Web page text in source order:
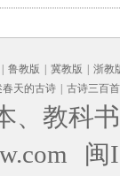
编版)
鲁教版 冀教版
浙教
春天的古诗 古诗三百首
、教科
闽